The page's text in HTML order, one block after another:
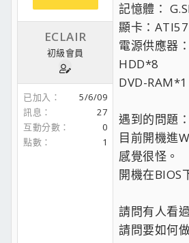
ECLAIR
初級會員
已加入
5/6/09
訊息
27
互動分數
0
點數
1
記憶體：
顯卡：
電源供應器
HDD*8
DVD-RAM*1
遇到的問題：
目前開機進
感覺很怪。
開機在BIOS
請問有人看
請問要如何